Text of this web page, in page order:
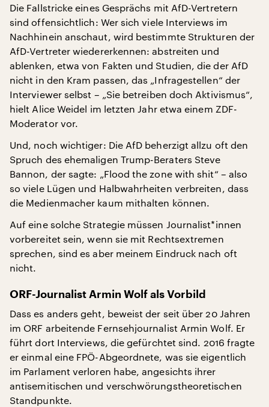
Die Fallstricke eines Gesprächs mit AfD-Vertretern
sind offensichtlich: Wer sich viele Interviews im
Nachhinein anschaut, wird bestimmte Strukturen der
AfD-Vertreter wiedererkennen: abstreiten und
ablenken, etwa von Fakten und Studien, die der AfD
nicht in den Kram passen, das „Infragestellen“ der
Interviewer selbst – „Sie betreiben doch Aktivismus“,
hielt Alice Weidel im letzten Jahr etwa einem ZDF-
Moderator vor.
Und, noch wichtiger: Die AfD beherzigt allzu oft den
Spruch des ehemaligen Trump-Beraters Steve
Bannon, der sagte: „Flood the zone with shit“ – also
so viele Lügen und Halbwahrheiten verbreiten, dass
die Medienmacher kaum mithalten können.
Auf eine solche Strategie müssen Journalist*innen
vorbereitet sein, wenn sie mit Rechtsextremen
sprechen, sind es aber meinem Eindruck nach oft
nicht.
ORF-Journalist Armin Wolf als Vorbild
Dass es anders geht, beweist der seit über 20 Jahren
im ORF arbeitende Fernsehjournalist Armin Wolf. Er
führt dort Interviews, die gefürchtet sind. 2016 fragte
er einmal eine FPÖ-Abgeordnete, was sie eigentlich
im Parlament verloren habe, angesichts ihrer
antisemitischen und verschwörungstheoretischen
Standpunkte.